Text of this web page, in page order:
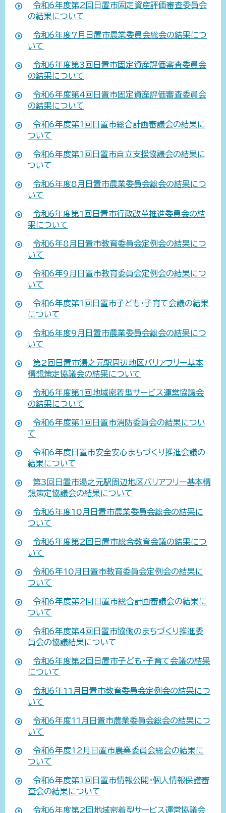
令和6年度第2回日置市固定資産評価審査委員会
の結果について
令和6年度7月日置市農業委員会総会の結果につ
いて
令和6年度第3回日置市固定資産評価審査委員会
の結果について
令和6年度第4回日置市固定資産評価審査委員会
の結果について
令和6年度第1回日置市総合計画審議会の結果に
ついて
令和6年度第1回日置市自立支援協議会の結果に
ついて
令和6年度8月日置市農業委員会総会の結果につ
いて
令和6年度第1回日置市行政改革推進委員会の結
果について
令和6年8月日置市教育委員会定例会の結果につ
いて
令和6年9月日置市教育委員会定例会の結果につ
いて
令和6年度第1回日置市子ども・子育て会議の結果
について
令和6年度9月日置市農業委員会総会の結果につ
いて
第2回日置市湯之元駅周辺地区バリアフリー基本
構想策定協議会の結果について
令和6年度第1回地域密着型サービス運営協議会
の結果について
令和6年度第1回日置市消防委員会の結果につい
て
令和6年度日置市安全安心まちづくり推進会議の
結果について
第3回日置市湯之元駅周辺地区バリアフリー基本構
想策定協議会の結果について
令和6年度10月日置市農業委員会総会の結果に
ついて
令和6年度第2回日置市総合教育会議の結果につ
いて
令和6年10月日置市教育委員会定例会の結果に
ついて
令和6年度第2回日置市総合計画審議会の結果に
ついて
令和6年度第4回日置市協働のまちづくり推進委
員会の協議結果について
令和6年度第2回日置市子ども・子育て会議の結果
について
令和6年11月日置市教育委員会定例会の結果につ
いて
令和6年度11月日置市農業委員会総会の結果につ
いて
令和6年度12月日置市農業委員会総会の結果に
ついて
令和6年度第1回日置市情報公開・個人情報保護審
査会の結果について
令和6年度第2回地域密着型サービス運営協議会